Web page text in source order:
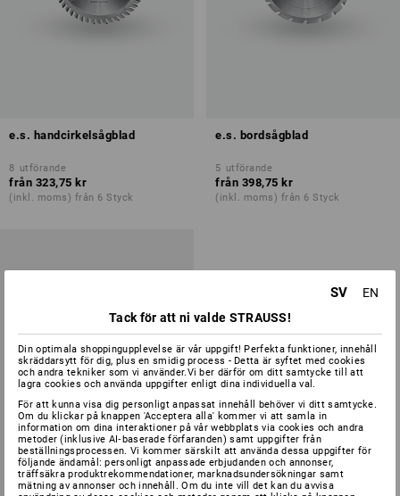
e.s. handcirkelsågblad
8 utförande
från 323,75 kr
(inkl. moms) från 6 Styck
e.s. bordsågblad
5 utförande
från 398,75 kr
(inkl. moms) från 6 Styck
SV
EN
Tack för att ni valde STRAUSS!
Din optimala shoppingupplevelse är vår uppgift! Perfekta funktioner, innehåll
skräddarsytt för dig, plus en smidig process - Detta är syftet med cookies
och andra tekniker som vi använder.Vi ber därför om ditt samtycke till att
lagra cookies och använda uppgifter enligt dina individuella val.
För att kunna visa dig personligt anpassat innehåll behöver vi ditt samtycke.
Om du klickar på knappen 'Acceptera alla' kommer vi att samla in
information om dina interaktioner på vår webbplats via cookies och andra
metoder (inklusive AI‑baserade förfaranden) samt uppgifter från
beställningsprocessen. Vi kommer särskilt att använda dessa uppgifter för
följande ändamål: personligt anpassade erbjudanden och annonser,
träffsäkra produktrekommendationer, marknadsundersökningar samt
mätning av annonser och innehåll. Om du inte vill det kan du avvisa